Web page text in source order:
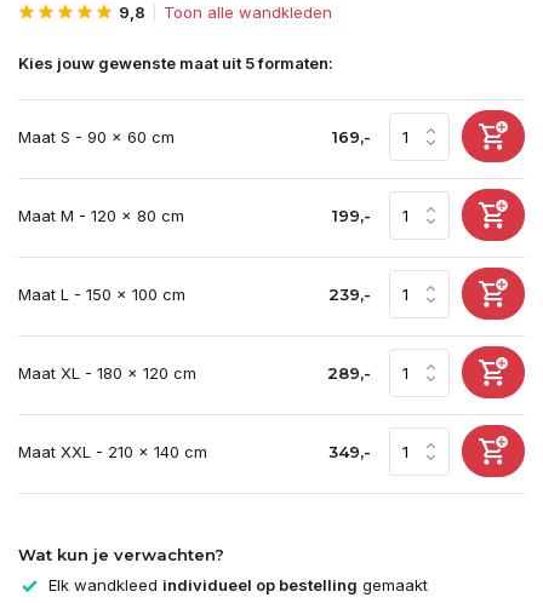
9,8 Toon alle wandkleden
Kies jouw gewenste maat uit 5 formaten:
Maat S - 90 x 60 cm 169,-
Maat M - 120 x 80 cm 199,-
Maat L - 150 x 100 cm 239,-
Maat XL - 180 x 120 cm 289,-
Maat XXL - 210 x 140 cm 349,-
Wat kun je verwachten?
Elk wandkleed individueel op bestelling gemaakt